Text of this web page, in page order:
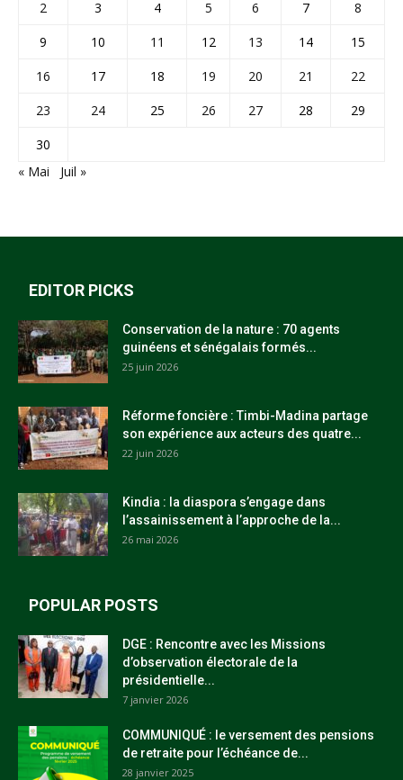
2 3 4 5 6 7
8
9
10 11 12 13 14
15
16
17 18 19 20 21
22
23
24 25 26 27 28
29
30
« Mai
Juil »
EDITOR PICKS
Conservation de la nature : 70 agents
guinéens et sénégalais formés...
25 juin 2026
Réforme foncière : Timbi-Madina partage
son expérience aux acteurs des quatre...
22 juin 2026
Kindia : la diaspora s’engage dans
l’assainissement à l’approche de la...
26 mai 2026
POPULAR POSTS
DGE : Rencontre avec les Missions
d’observation électorale de la
présidentielle...
7 janvier 2026
COMMUNIQUÉ : le versement des pensions
de retraite pour l’échéance de...
28 janvier 2025